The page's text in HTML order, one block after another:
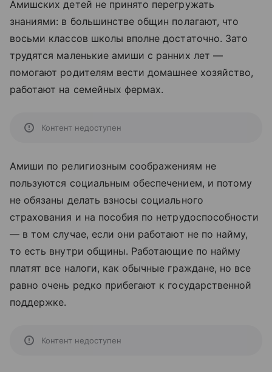
Амишских детей не принято перегружать
знаниями: в большинстве общин полагают, что
восьми классов школы вполне достаточно. Зато
трудятся маленькие амиши с ранних лет —
помогают родителям вести домашнее хозяйство,
работают на семейных фермах.
Контент недоступен
Амиши по религиозным соображениям не
пользуются социальным обеспечением, и потому
не обязаны делать взносы социального
страхования и на пособия по нетрудоспособности
— в том случае, если они работают не по найму,
то есть внутри общины. Работающие по найму
платят все налоги, как обычные граждане, но все
равно очень редко прибегают к государственной
поддержке.
Контент недоступен